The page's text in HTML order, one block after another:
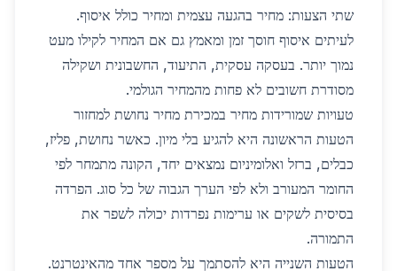
שתי הצעות: מחיר בהגעה עצמית ומחיר כולל איסוף.
לעיתים איסוף חוסך זמן ומאמץ גם אם המחיר לקילו מעט
נמוך יותר. בעסקה עסקית, התיעוד, החשבונית ושקילה
מסודרת חשובים לא פחות מהמחיר הגולמי.
טעויות שמורידות מחיר במכירת מחיר נחושת למחזור
הטעות הראשונה היא להגיע בלי מיון. כאשר נחושת, פליז,
כבלים, ברזל ואלומיניום נמצאים יחד, הקונה מתמחר לפי
החומר המעורב ולא לפי הערך הגבוה של כל סוג. הפרדה
בסיסית לשקים או ערימות נפרדות יכולה לשפר את
התמורה.
הטעות השנייה היא להסתמך על מספר אחד מהאינטרנט.